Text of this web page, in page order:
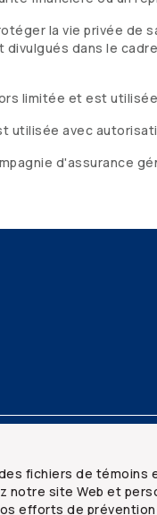
la vie privée de
dans le
limitée et est
utilisée avec
d'assurance
fichiers de témoins
notre site Web et
efforts de prévention